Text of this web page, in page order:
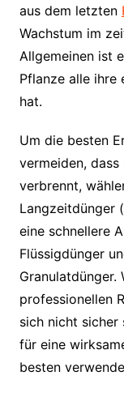
aus dem letzten
Wachstum im
Allgemeinen ist
Pflanze alle ihre
hat.
Um die besten
vermeiden,
verbrennt,
Langzeitdünger
eine schnellere
Flüssigdünger
Granulatdünger.
professionellen
sich nicht sicher
für eine
besten